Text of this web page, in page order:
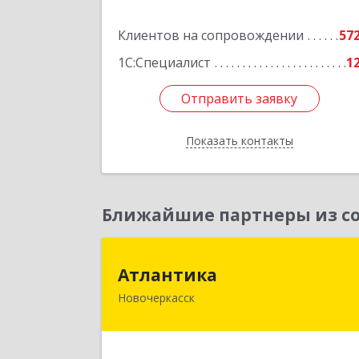
Клиентов на сопровождении
1С:Специалист
Отправить заявку
Показать контакты
Отправить заявку
Назад
Ближайшие партнеры из
Атлантика
Новочеркасск
346428, Ростовская обл, Новочеркасск